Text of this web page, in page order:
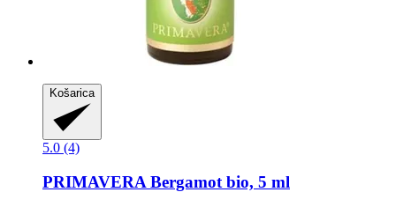
Košarica
5.0 (4)
PRIMAVERA Bergamot bio, 5 ml